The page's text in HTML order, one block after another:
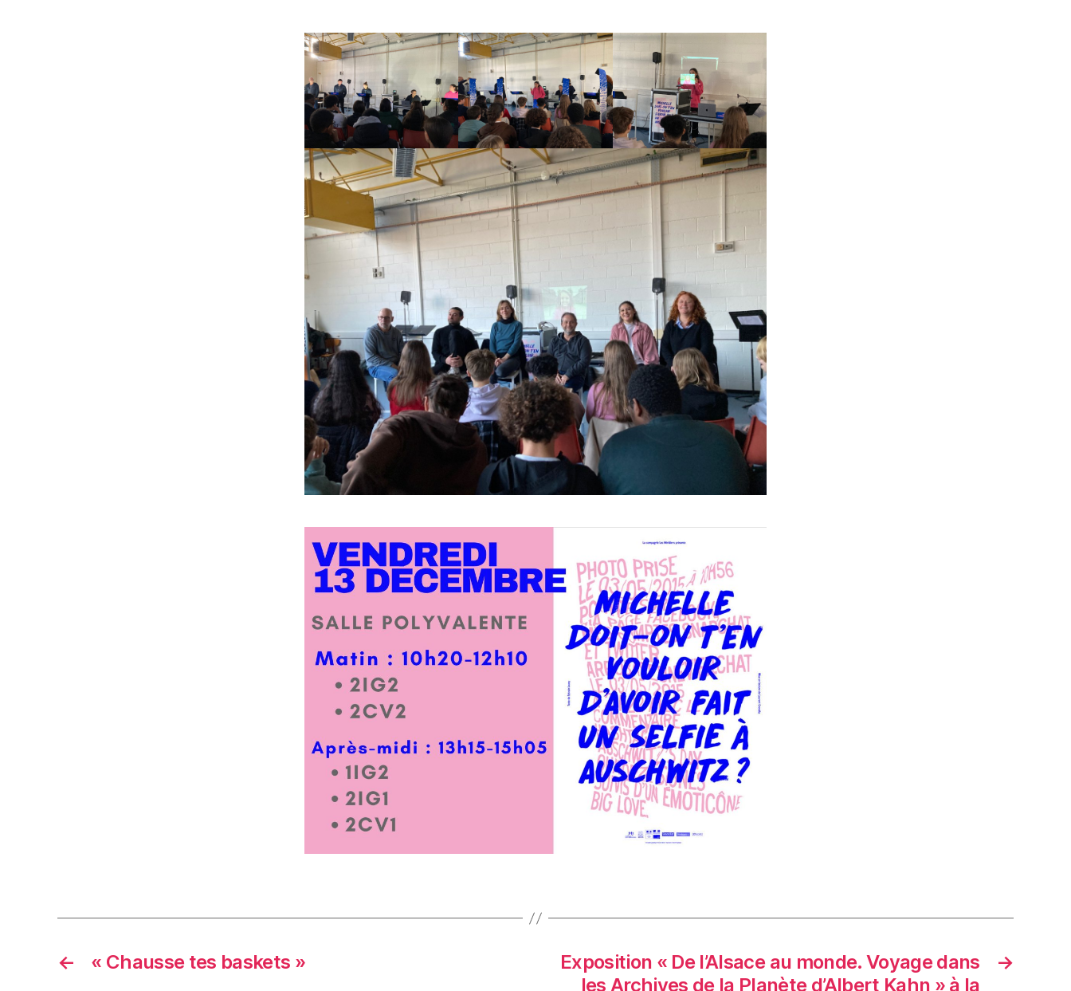
← « Chausse tes baskets » →
Exposition « De l’Alsace au monde. Voyage dans
les Archives de la Planète d’Albert Kahn » à la